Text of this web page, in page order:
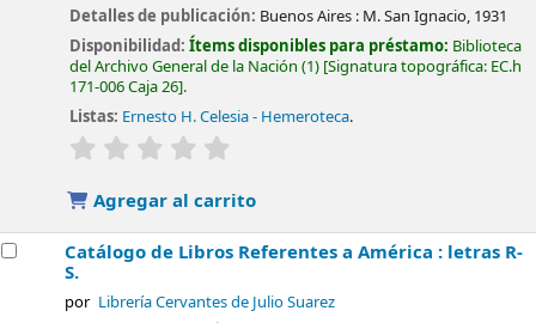
Detalles de publicación: Buenos Aires : M. San Ignacio, 1931
Disponibilidad:Ítems disponibles para préstamo: Biblioteca
del Archivo General de la Nación (1) Signatura topográfica: EC.h
171-006 Caja 26 .
Listas: Ernesto H. Celesia - Hemeroteca.
valoración
Agregar al carrito
Catálogo de Libros Referentes a América : letras R-
S.
por Librería Cervantes de Julio Suarez